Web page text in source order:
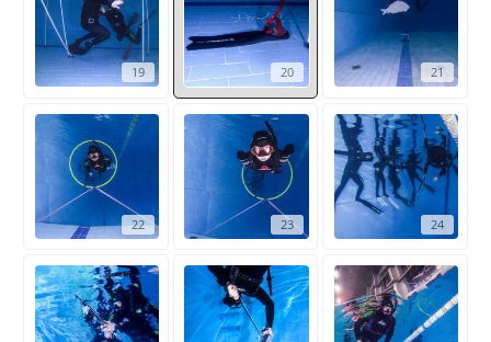
19 20 21
22 23 24